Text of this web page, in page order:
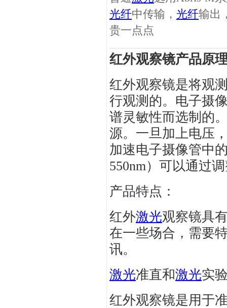
光纤中传输， 光纤输出
贵一点点
红外观察镜产品原
红外观察镜是将观
行观测的。电子摄
谱灵敏性而选制的
源。一旦加上电压
加速电子摄像管中
550nm）可以通过
产品特点：
红外激光观察镜具
在一些场合，需要
讯。
激光准直和激光实
红外观察镜是用于